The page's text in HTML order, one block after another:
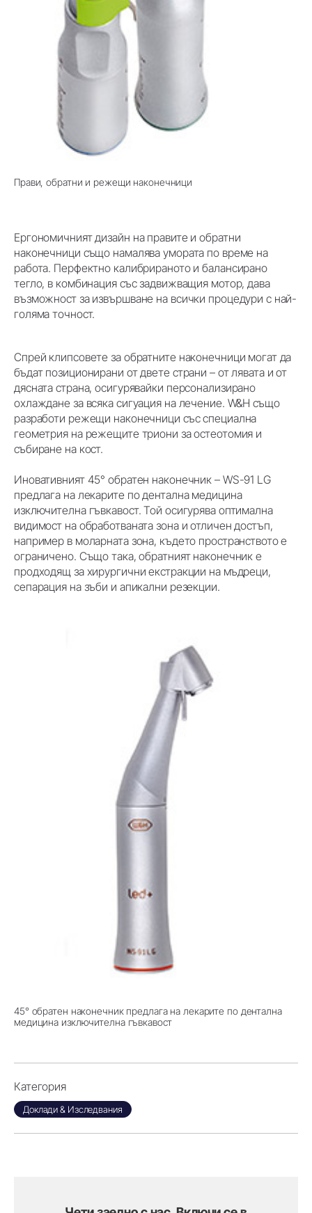
Прави, обратни и режещи наконечници
Ергономичният дизайн на правите и обратни
наконечници също намалява умората по време на
работа. Перфектно калибрираното и балансирано
тегло, в комбинация със задвижващия мотор, дава
възможност за извършване на всички процедури с най-
голяма точност.
Спрей клипсовете за обратните наконечници могат да
бъдат позиционирани от двете страни – от лявата и от
дясната страна, осигурявайки персонализирано
охлаждане за всяка сигуация на лечение. W&H също
разработи режещи наконечници със специална
геометрия на режещите триони за остеотомия и
събиране на кост.
Иновативният 45° обратен наконечник – WS-91 LG
предлага на лекарите по дентална медицина
изключителна гъвкавост. Той осигурява оптимална
видимост на обработваната зона и отличен достъп,
например в моларната зона, където пространството е
ограничено. Също така, обратният наконечник е
продходящ за хирургични екстракции на мъдреци,
сепарация на зъби и апикални резекции.
45° обратен наконечник предлага на лекарите по дентална
медицина изключителна гъвкавост
Категория
Доклади & Изследвания